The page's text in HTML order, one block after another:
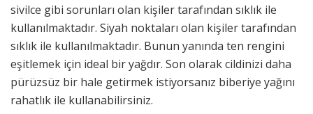
sivilce gibi sorunları olan kişiler tarafından sıklık ile
kullanılmaktadır. Siyah noktaları olan kişiler tarafından
sıklık ile kullanılmaktadır. Bunun yanında ten rengini
eşitlemek için ideal bir yağdır. Son olarak cildinizi daha
pürüzsüz bir hale getirmek istiyorsanız biberiye yağını
rahatlık ile kullanabilirsiniz.